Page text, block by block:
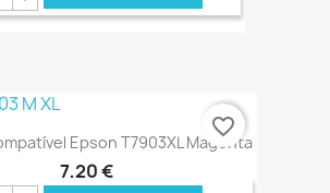
€ ONLINE
Epson T7903XL Magenta
7,20 €
favorite_border